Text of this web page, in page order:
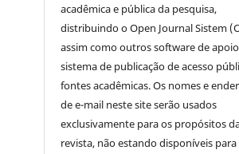
acadêmica e pública da pesquisa,
distribuindo o Open Journal Sistem
assim como outros software de
sistema de publicação de acesso
fontes acadêmicas. Os nomes e
de e-mail neste site serão usados
exclusivamente para os propósitos
revista, não estando disponíveis para